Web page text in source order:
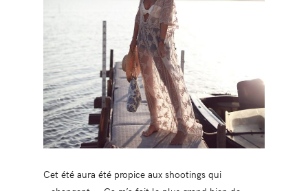
Cet été aura été propice aux shootings qui